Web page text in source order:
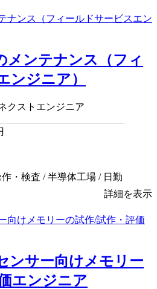
メンテナンス（フィ
ンジニア）
クストエンジニア
・検査 / 半導体工場 / 日勤
詳細を表示
ンサー向けメモリー
エンジニア